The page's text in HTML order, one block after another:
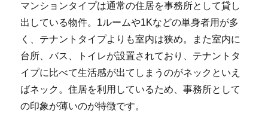
マンションタイプは通常の住居を事務所として貸し
出している物件。1ルームや1Kなどの単身者用が多
く、テナントタイプよりも室内は狭め。また室内に
台所、バス、トイレが設置されており、テナントタ
イプに比べて生活感が出てしまうのがネックといえ
ばネック。住居を利用しているため、事務所として
の印象が薄いのが特徴です。